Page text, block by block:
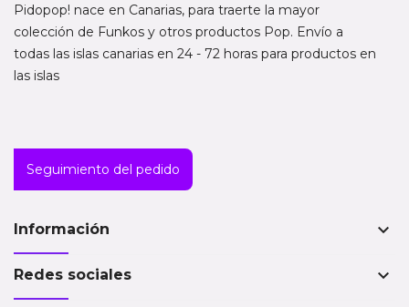
Pidopop! nace en Canarias, para traerte la mayor
colección de Funkos y otros productos Pop. Envío a
todas las islas canarias en 24 - 72 horas para productos en
las islas
Seguimiento del pedido
Información keyboard_arrow_down
Redes sociales keyboard_arrow_down